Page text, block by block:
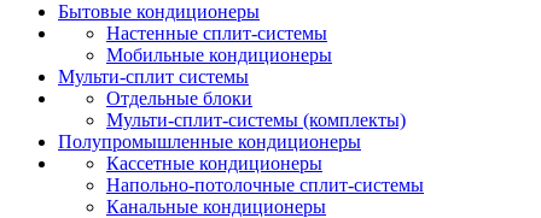
Бытовые кондиционеры
Настенные сплит-системы
Мобильные кондиционеры
Мульти-сплит системы
Отдельные блоки
Мульти-сплит-системы (комплекты)
Полупромышленные кондиционеры
Кассетные кондиционеры
Напольно-потолочные сплит-системы
Канальные кондиционеры